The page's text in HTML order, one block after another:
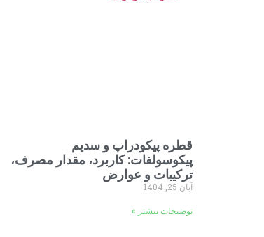
قطره پیکودراپ و سدیم
پیکوسولفات: کاربرد، مقدار مصرف،
ترکیبات و عوارض
آبان 25, 1404
توضیحات بیشتر »